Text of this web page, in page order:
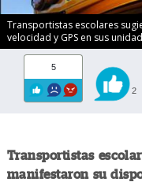
Transportistas escolares
velocidad y GPS en sus
5
2
Transportistas
manifestaron su